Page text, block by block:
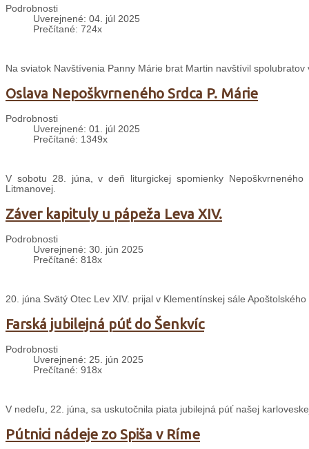
Podrobnosti
Uverejnené: 04. júl 2025
Prečítané: 724x
Na sviatok Navštívenia Panny Márie brat Martin navštívil spolubratov
Oslava Nepoškvrneného Srdca P. Márie
Podrobnosti
Uverejnené: 01. júl 2025
Prečítané: 1349x
V sobotu 28. júna, v deň liturgickej spomienky
Litmanovej.
Záver kapituly u pápeža Leva XIV.
Podrobnosti
Uverejnené: 30. jún 2025
Prečítané: 818x
20. júna Svätý Otec Lev XIV. prijal v Klementínskej sále
Farská jubilejná púť do Šenkvíc
Podrobnosti
Uverejnené: 25. jún 2025
Prečítané: 918x
V nedeľu, 22. júna, sa uskutočnila piata jubilejná púť našej
Pútnici nádeje zo Spiša v Ríme